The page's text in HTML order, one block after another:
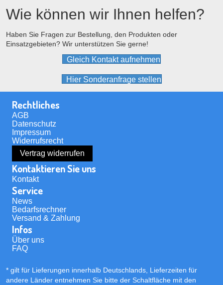
können
der
Produktseite
gewählt
werden
Wie können wir Ihnen helfen?
Haben Sie Fragen zur Bestellung, den Produkten oder
Einsatzgebieten? Wir unterstützen Sie gerne!
Gleich Kontakt aufnehmen
Hier Sonderanfrage stellen
Rechtliches
AGB
Datenschutz
Impressum
Widerrufsrecht
Vertrag widerrufen
Kontaktieren Sie uns
Kontakt
Service
News
Bedarfsrechner
Versand & Zahlung
Infos
Über uns
FAQ
* gilt für Lieferungen innerhalb Deutschlands, Lieferzeiten für
andere Länder entnehmen Sie bitte der Schaltfläche mit den